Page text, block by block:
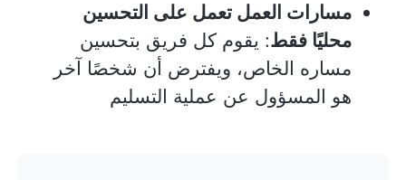
مسارات العمل تعمل على التحسين
محليًا فقط: يقوم كل فريق بتحسين
مساره الخاص، ويفترض أن شخصًا آخر
هو المسؤول عن عملية التسليم